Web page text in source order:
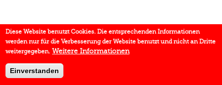
Diese Website benutzt Cookies. Die entsprechenden Informationen
werden nur für die Verbesserung der Website benutzt und nicht an Dritte
weitergegeben. Weitere Informationen
Einverstanden